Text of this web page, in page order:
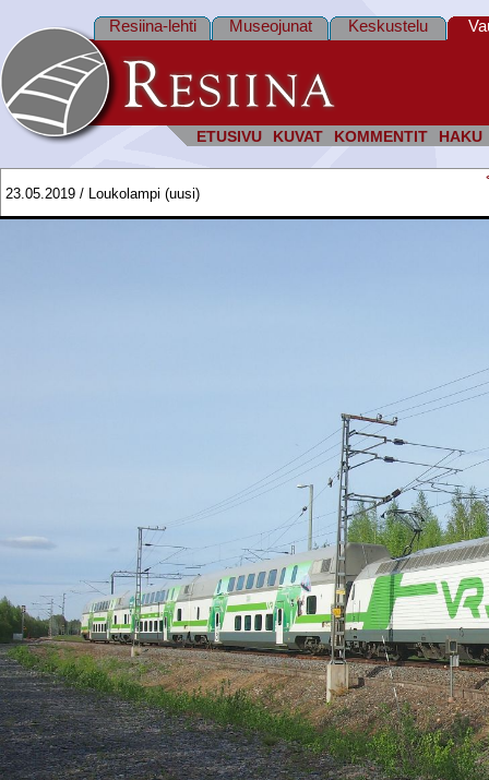
ETUSIVU KUVAT KOMMENTIT HAKU
Resiina-lehti Museojunat Keskustelu
23.05.2019 / Loukolampi (uusi)